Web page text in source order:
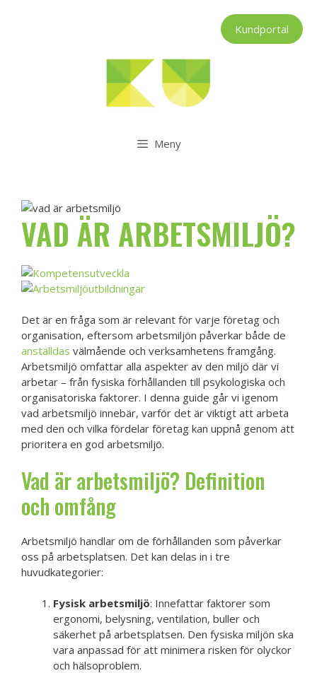
Kundportal
Meny
VAD ÄR ARBETSMILJÖ?
Det är en fråga som är relevant för varje företag och
organisation, eftersom arbetsmiljön påverkar både de
anställdas välmående och verksamhetens framgång.
Arbetsmiljö omfattar alla aspekter av den miljö där vi
arbetar – från fysiska förhållanden till psykologiska och
organisatoriska faktorer. I denna guide går vi igenom
vad arbetsmiljö innebär, varför det är viktigt att arbeta
med den och vilka fördelar företag kan uppnå genom att
prioritera en god arbetsmiljö.
Vad är arbetsmiljö? Definition
och omfång
Arbetsmiljö handlar om de förhållanden som påverkar
oss på arbetsplatsen. Det kan delas in i tre
huvudkategorier:
Fysisk arbetsmiljö: Innefattar faktorer som
ergonomi, belysning, ventilation, buller och
säkerhet på arbetsplatsen. Den fysiska miljön ska
vara anpassad för att minimera risken för olyckor
och hälsoproblem.